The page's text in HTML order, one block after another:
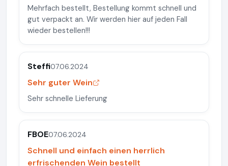
Mehrfach bestellt, Bestellung kommt schnell und
gut verpackt an. Wir werden hier auf jeden Fall
wieder bestellen!!!
Steffi07.06.2024
Sehr guter Wein
Sehr schnelle Lieferung
FBOE07.06.2024
Schnell und einfach einen herrlich
erfrischenden Wein bestellt